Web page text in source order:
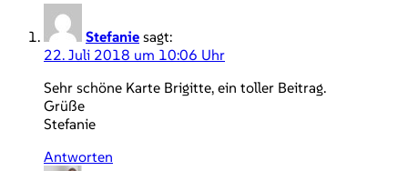
Stefanie sagt:
22. Juli 2018 um 10:06 Uhr
Sehr schöne Karte Brigitte, ein toller Beitrag.
Grüße
Stefanie
Antworten